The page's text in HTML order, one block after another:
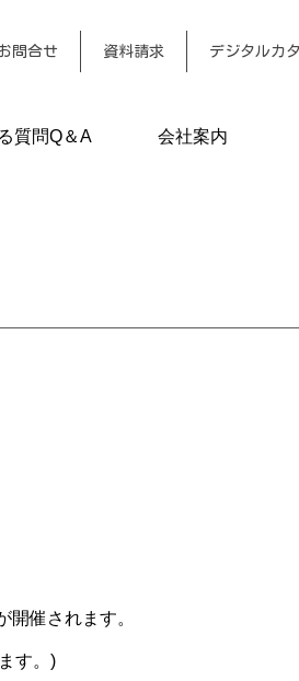
問合せ 資料請求 デジタルカ
質問Q＆A 会社案内
催されます。
す。)